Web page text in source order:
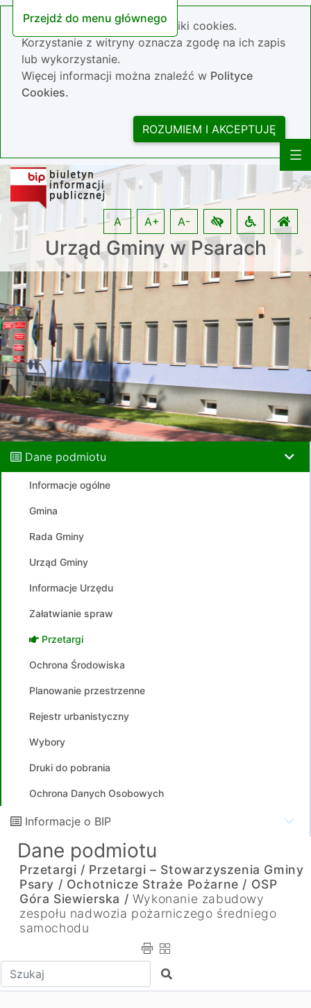
Przejdź do menu głównego
Nasza strona wykorzystuje pliki cookies.
Korzystanie z witryny oznacza zgodę na ich zapis
lub wykorzystanie.
Więcej informacji można znaleźć w Polityce
Cookies.
ROZUMIEM I AKCEPTUJĘ
Urząd Gminy w Psarach
A A+ A-
Dane podmiotu
Informacje ogólne
Gmina
Rada Gminy
Urząd Gminy
Informacje Urzędu
Załatwianie spraw
Przetargi
Ochrona Środowiska
Planowanie przestrzenne
Rejestr urbanistyczny
Wybory
Druki do pobrania
Ochrona Danych Osobowych
Informacje o BIP
Dane podmiotu
Przetargi / Przetargi – Stowarzyszenia Gminy
Psary / Ochotnicze Straże Pożarne / OSP
Góra Siewierska / Wykonanie zabudowy
zespołu nadwozia pożarniczego średniego
samochodu
Wpisz tekst do wyszukania Szukaj